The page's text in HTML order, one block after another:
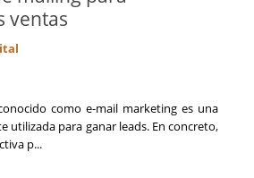
ventas
como e-mail marketing es una
utilizada para ganar leads. En concreto,
p...